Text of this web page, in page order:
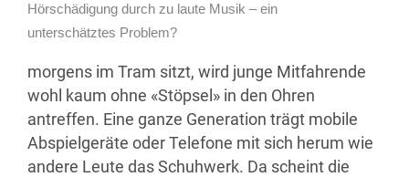
Hörschädigung durch zu laute Musik – ein
unterschätztes Problem?
morgens im Tram sitzt, wird junge Mitfahrende
wohl kaum ohne «Stöpsel» in den Ohren
antreffen. Eine ganze Generation trägt mobile
Abspielgeräte oder Telefone mit sich herum wie
andere Leute das Schuhwerk. Da scheint die